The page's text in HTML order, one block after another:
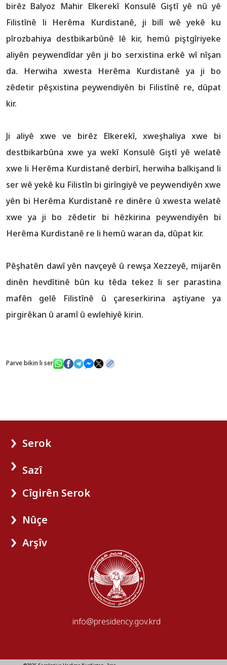
birêz Balyoz Mahir Elkerekî Konsulê Giştî yê nû yê
Filistînê li Herêma Kurdistanê, ji bilî wê yekê ku
pîrozbahiya destbikarbûnê lê kir, hemû piştgîriyeke
aliyên peywendîdar yên ji bo serxistina erkê wî nîşan
da. Herwiha xwesta Herêma Kurdistanê ya ji bo
zêdetir pêşxistina peywendiyên bi Filistînê re, dûpat
kir.
Ji aliyê xwe ve birêz Elkerekî, xweşhaliya xwe bi
destbikarbûna xwe ya wekî Konsulê Giştî yê welatê
xwe li Herêma Kurdistanê derbirî, herwiha balkişand li
ser wê yekê ku Filistîn bi girîngiyê ve peywendiyên xwe
yên bi Herêma Kurdistanê re dinêre û xwesta welatê
xwe ya ji bo zêdetir bi hêzkirina peywendiyên bi
Herêma Kurdistanê re li hemû waran da, dûpat kir.
Pêşhatên dawî yên navçeyê û rewşa Xezzeyê, mijarên
dinên hevdîtinê bûn ku têda tekez li ser parastina
mafên gelê Filistînê û çareserkirina aştiyane ya
pirgirêkan û aramî û ewlehiyê kirin.
Parve bikin li ser
Serok
Sazî
Cîgirên Serok
Nûçe
Arşîv
info@presidency.gov.krd